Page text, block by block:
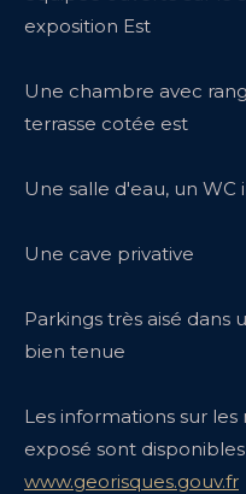
exposition Est
Une chambre avec
terrasse cotée est
Une salle d'eau, un
Une cave privative
Parkings très aisé
bien tenue
Les informations sur
exposé sont
www.georisques.gouv.fr